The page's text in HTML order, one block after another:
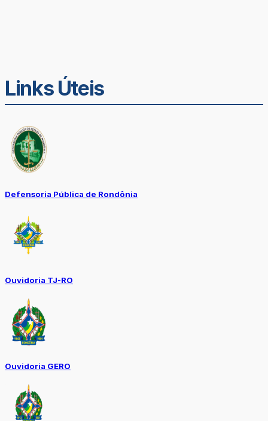
Links Úteis
Defensoria Pública de Rondônia
Ouvidoria TJ-RO
Ouvidoria GERO